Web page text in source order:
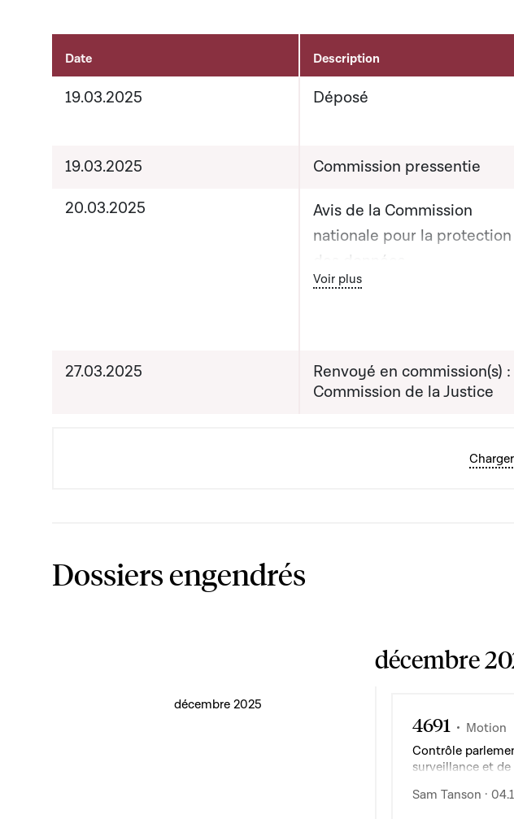
Activités liées au dossier
Date Description
19.03.2025 Déposé
19.03.2025 Commission pressentie
20.03.2025
Avis de la Commission
nationale pour la protection
des données
- Dépêche de la Présidente
données à la Ministre de la
Justice (17.3.2025)
Bouton graphique servant à
Voir plus
27.03.2025
Renvoyé en commission(s) :
Commission de la Justice
Dossiers engendrés
décembre 2025
décembre
4691 Motion
Contrôle
surveillance et
Sam Tanson ·